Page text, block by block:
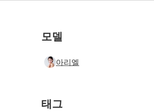
모델
아리엘
태그